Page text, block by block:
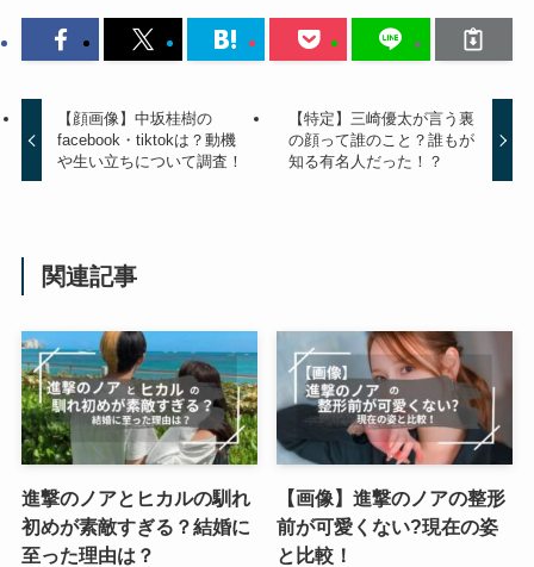
【顔画像】中坂桂樹の
facebook・tiktokは？動機
や生い立ちについて調査！
【特定】三崎優太が言う裏
の顔って誰のこと？誰もが
知る有名人だった！？
関連記事
進撃のノアとヒカルの馴れ
初めが素敵すぎる？結婚に
至った理由は？
【画像】進撃のノアの整形
前が可愛くない?現在の姿
と比較！